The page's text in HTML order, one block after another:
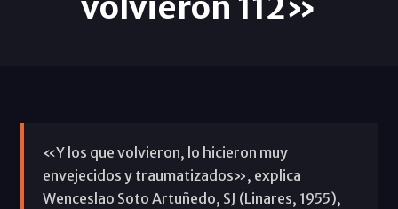
«Y los que volvieron, lo hicieron muy
envejecidos y traumatizados», explica
Wenceslao Soto Artuñedo, SJ (Linares, 1955),